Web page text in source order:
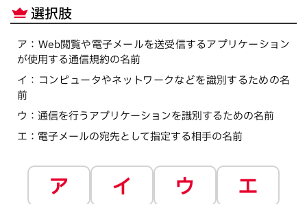
選択肢
ア ： Web閲覧や電子メールを送受信するアプリケーション
が使用する通信規約の名前
イ ： コンピュータやネットワークなどを識別するための名
前
ウ ： 通信を行うアプリケーションを識別するための名前
エ ： 電子メールの宛先として指定する相手の名前
ア イ ウ エ